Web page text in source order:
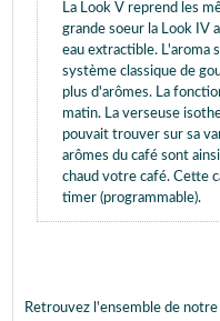
La Look V reprend les
grande soeur la Look IV
eau extractible. L'aroma
système classique de
plus d'arômes. La
matin. La verseuse
pouvait trouver sur sa
arômes du café sont
chaud votre café. Cette
timer (programmable).
Retrouvez l'ensemble de